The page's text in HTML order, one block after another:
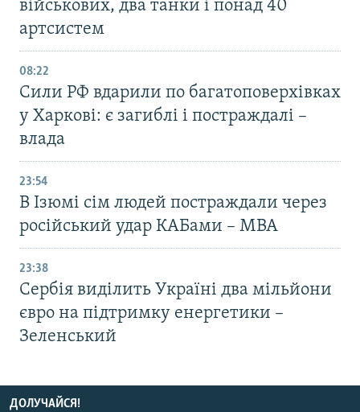
військових, два танки і понад 40
артсистем
08:22
Сили РФ вдарили по багатоповерхівках
у Харкові: є загиблі і постраждалі –
влада
23:54
В Ізюмі сім людей постраждали через
російський удар КАБами – МВА
23:38
Сербія виділить Україні два мільйони
євро на підтримку енергетики –
Зеленський
ДОЛУЧАЙСЯ!